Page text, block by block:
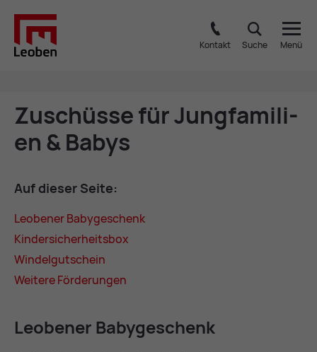
Kontakt Suche Menü
Zu­schüs­se für Jung­fa­mi­li­
en & Ba­bys
Auf die­ser Sei­te:
Leo­be­ner Ba­by­ge­schenk
Kin­der­si­cher­heits­box
Win­del­gut­schein
Wei­te­re För­de­run­gen
Leo­be­ner Ba­by­ge­schenk